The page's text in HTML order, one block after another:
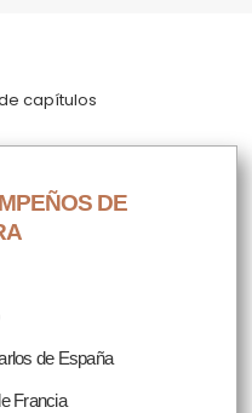
capítulos
DE
de España
Francia